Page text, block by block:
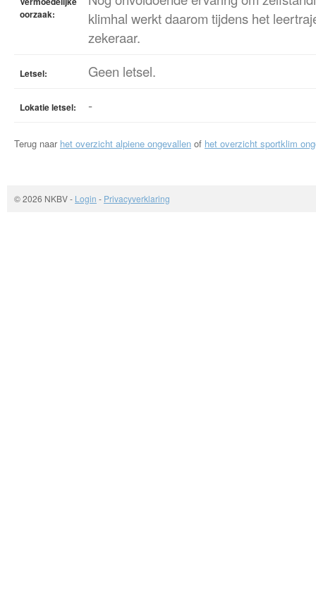
oorzaak:
klimhal werkt daarom tijdens het
zekeraar.
Letsel: Geen letsel.
Lokatie letsel: -
Terug naar het overzicht alpiene ongevallen of het overzicht sportklim
© 2026 NKBV- Login - Privacyverklaring